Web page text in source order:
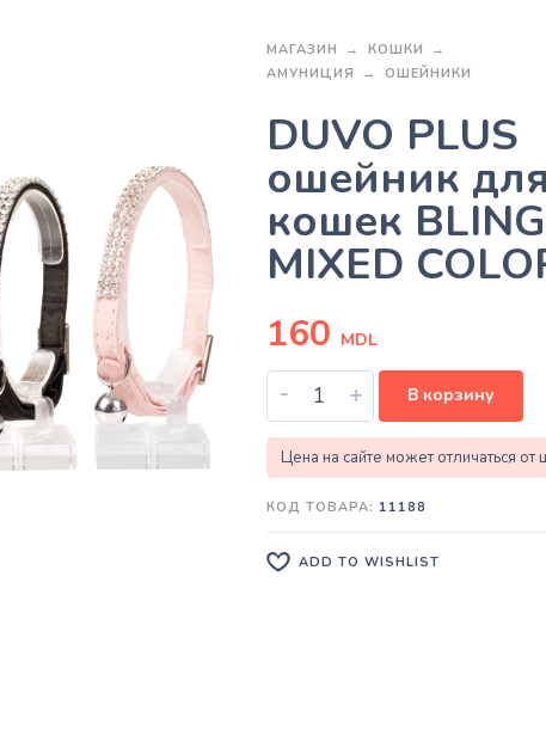
МАГАЗИН
КОШКИ
АМУНИЦИЯ
ОШЕЙНИКИ
DUVO PLUS
ошейник для
кошек
MIXED
160 MDL
- + В корзину
Цена на сайте может отличаться от
КОД ТОВАРА: 11188
ADD TO WISHLIST